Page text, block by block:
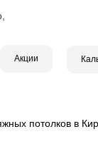
Акции
потолков в